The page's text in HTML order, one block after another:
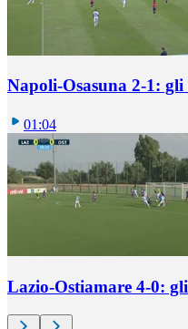
Napoli-Osasuna 2-1:
01:04
Lazio-Ostiamare 4-0: